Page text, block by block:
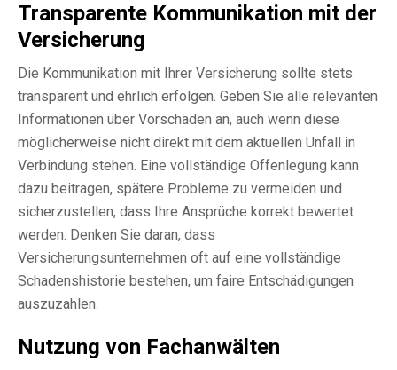
Transparente Kommunikation mit der
Versicherung
Die Kommunikation mit Ihrer Versicherung sollte stets
transparent und ehrlich erfolgen. Geben Sie alle relevanten
Informationen über Vorschäden an, auch wenn diese
möglicherweise nicht direkt mit dem aktuellen Unfall in
Verbindung stehen. Eine vollständige Offenlegung kann
dazu beitragen, spätere Probleme zu vermeiden und
sicherzustellen, dass Ihre Ansprüche korrekt bewertet
werden. Denken Sie daran, dass
Versicherungsunternehmen oft auf eine vollständige
Schadenshistorie bestehen, um faire Entschädigungen
auszuzahlen.
Nutzung von Fachanwälten